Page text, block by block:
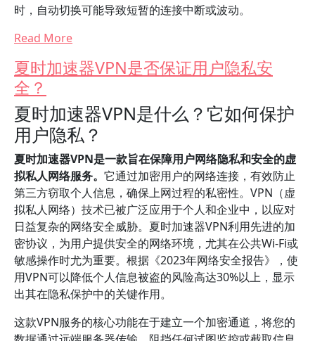
时，自动切换可能导致短暂的连接中断或波动。
Read More
夏时加速器VPN是否保证用户隐私安
全？
夏时加速器VPN是什么？它如何保护
用户隐私？
夏时加速器VPN是一款旨在保障用户网络隐私和安全的虚
拟私人网络服务。 它通过加密用户的网络连接，有效防止
第三方窃取个人信息，确保上网过程的私密性。VPN（虚
拟私人网络）技术已被广泛应用于个人和企业中，以应对
日益复杂的网络安全威胁。夏时加速器VPN利用先进的加
密协议，为用户提供安全的网络环境，尤其在公共Wi-Fi或
敏感操作时尤为重要。根据《2023年网络安全报告》，使
用VPN可以降低个人信息被盗的风险高达30%以上，显示
出其在隐私保护中的关键作用。
这款VPN服务的核心功能在于建立一个加密通道，将您的